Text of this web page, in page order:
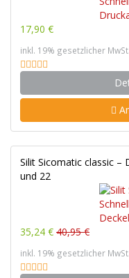
17,90 €
inkl. 19% gesetzlicher MwSt.
Silit Sicomatic classic –
und 22
35,24 € 40,95 €
inkl. 19% gesetzlicher MwSt.